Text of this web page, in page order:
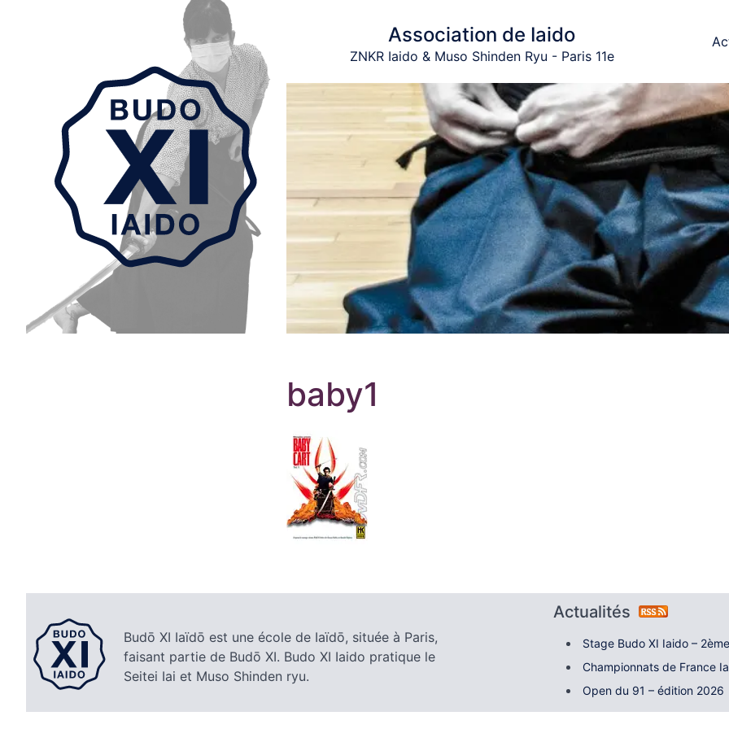
Association de Iaido
ZNKR Iaido & Muso Shinden Ryu - Paris 11e
baby1
Budō XI Iaïdō est une école de Iaïdō, située à Paris,
faisant partie de Budō XI. Budo XI Iaido pratique le
Seitei Iai et Muso Shinden ryu.
Actualités
Stage Budo XI Iaido –
Championnats de France
Open du 91 – édition 2026